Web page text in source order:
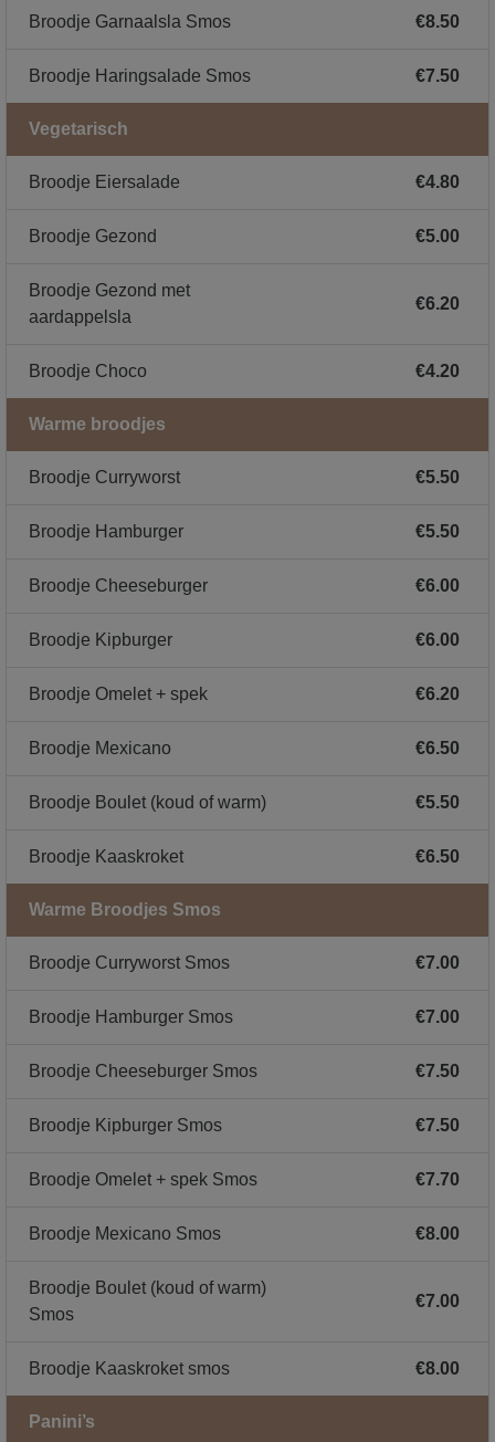
Broodje Garnaalsla Smos €8.50
Broodje Haringsalade Smos €7.50
Vegetarisch
Broodje Eiersalade €4.80
Broodje Gezond €5.00
Broodje Gezond met
aardappelsla
€6.20
Broodje Choco €4.20
Warme broodjes
Broodje Curryworst €5.50
Broodje Hamburger €5.50
Broodje Cheeseburger €6.00
Broodje Kipburger €6.00
Broodje Omelet + spek €6.20
Broodje Mexicano €6.50
Broodje Boulet (koud of warm) €5.50
Broodje Kaaskroket €6.50
Warme Broodjes Smos
Broodje Curryworst Smos €7.00
Broodje Hamburger Smos €7.00
Broodje Cheeseburger Smos €7.50
Broodje Kipburger Smos €7.50
Broodje Omelet + spek Smos €7.70
Broodje Mexicano Smos €8.00
Broodje Boulet (koud of warm)
Smos
€7.00
Broodje Kaaskroket smos €8.00
Panini’s